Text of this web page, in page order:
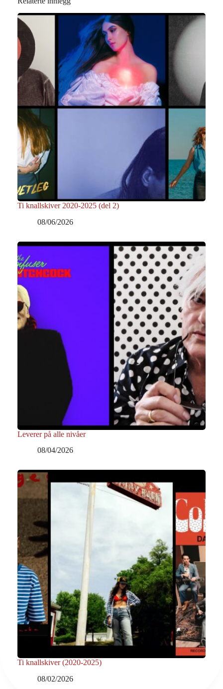
Ti knallskiver 2020-2025 (del 2)
08/06/2026
Leverer på alle nivåer
08/04/2026
Ti knallskiver (2020-2025)
08/02/2026